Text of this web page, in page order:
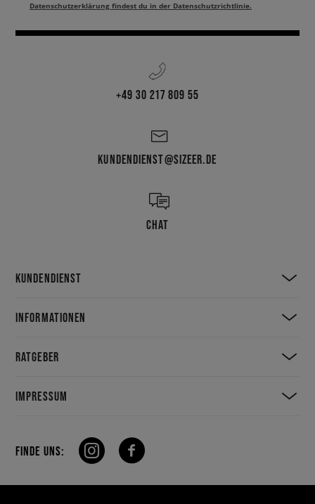
Datenschutzerklärung findest du in der Datenschutzrichtlinie.
+49 30 217 809 55
KUNDENDIENST@SIZEER.DE
CHAT
KUNDENDIENST
INFORMATIONEN
RATGEBER
IMPRESSUM
FINDE UNS: